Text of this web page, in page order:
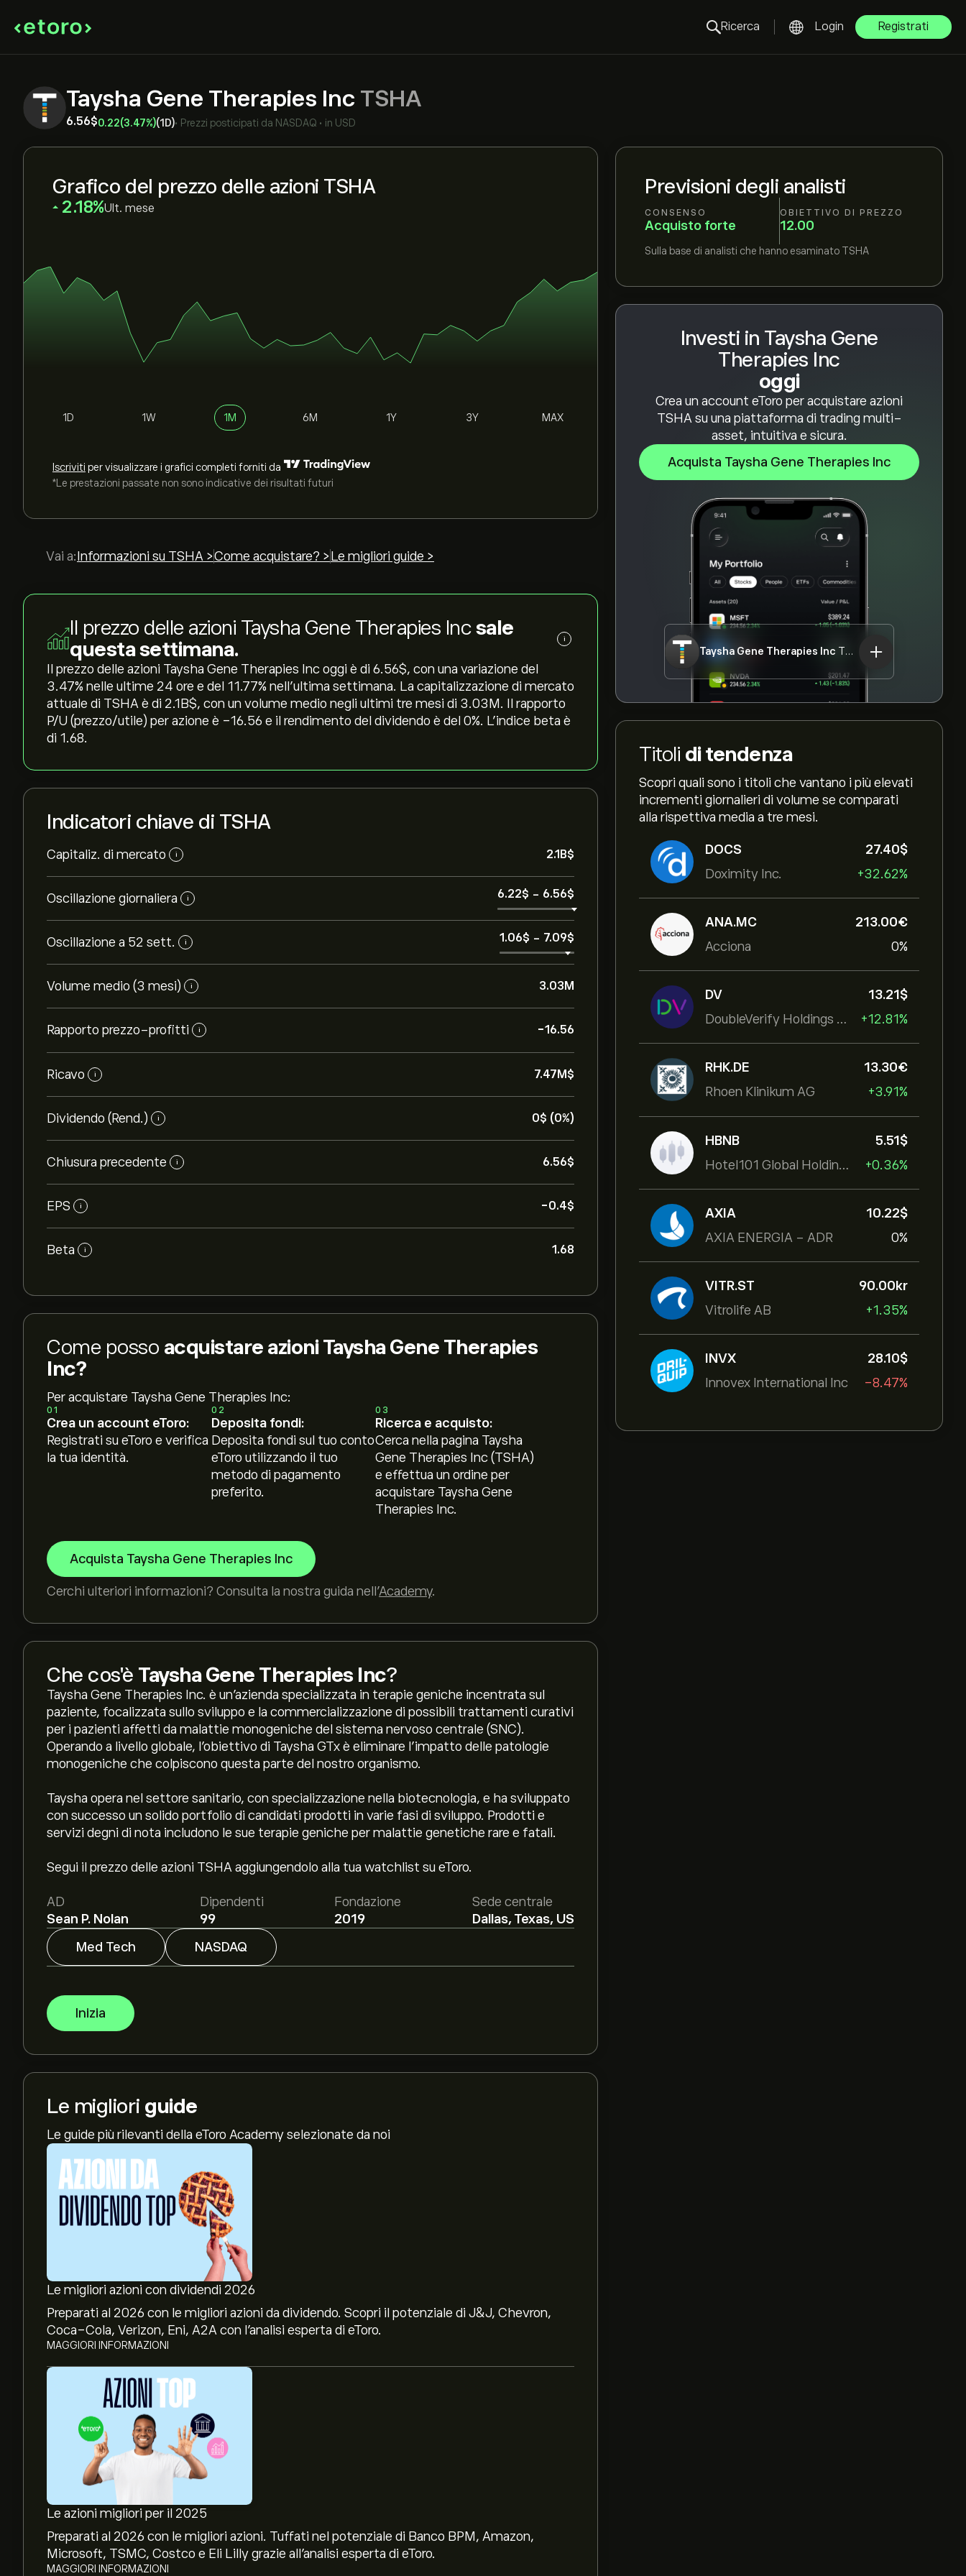
Ricerca Login Registrati
Taysha Gene Therapies Inc TSHA
6.56‎$‎0.22(3.47%)(1D)• Prezzi posticipati da NASDAQ • in USD
Previsioni degli analisti
CONSENSO
Acquisto forte
OBIETTIVO DI PREZZO
12.00
Sulla base di analisti che hanno esaminato TSHA
Investi in Taysha Gene
Therapies Inc
oggi
Crea un account eToro per acquistare azioni
TSHA su una piattaforma di trading multi-
asset, intuitiva e sicura.
Acquista Taysha Gene Therapies Inc
Taysha Gene Therapies Inc TSHA
Titoli di tendenza
Scopri quali sono i titoli che vantano i più elevati
incrementi giornalieri di volume se comparati
alla rispettiva media a tre mesi.
DOCS
Doximity Inc.
27.40‎$‎
+32.62%
ANA.MC
Acciona
213.00‎€‎
0%
DV
DoubleVerify Holdings Inc
13.21‎$‎
+12.81%
RHK.DE
Rhoen Klinikum AG
13.30‎€‎
+3.91%
HBNB
Hotel101 Global Holdings Corp
5.51‎$‎
+0.36%
AXIA
AXIA ENERGIA - ADR
10.22‎$‎
0%
VITR.ST
Vitrolife AB
90.00‎kr‎
+1.35%
INVX
Innovex International Inc
28.10‎$‎
-8.47%
Grafico del prezzo delle azioni TSHA
‎2.18‎ Ult. mese
1D 1W 1M 6M 1Y 3Y MAX
Iscriviti per visualizzare i grafici completi forniti da
*Le prestazioni passate non sono indicative dei risultati futuri
Vai a: Informazioni su TSHA >Come acquistare? > Le migliori guide >
Il prezzo delle azioni Taysha Gene Therapies Incsale
questa settimana.
i
Il prezzo delle azioni Taysha Gene Therapies Inc oggi è di 6.56‎$‎, con una variazione del
‎3.47‎% nelle ultime 24 ore e del ‎11.77‎% nell'ultima settimana. La capitalizzazione di mercato
attuale di TSHA è di 2.1B‎$‎, con un volume medio negli ultimi tre mesi di 3.03M. Il rapporto
P/U (prezzo/utile) per azione è -16.56 e il rendimento del dividendo è del 0%. L'indice beta è
di 1.68.
Indicatori chiave di TSHA
Capitaliz. di mercato i 2.1B‎$‎
Oscillazione giornaliera i 6.22‎$‎ - 6.56‎$‎
Oscillazione a 52 sett. i 1.06‎$‎ - 7.09‎$‎
Volume medio (3 mesi) i 3.03M
Rapporto prezzo-profitti i -16.56
Ricavo i 7.47M‎$‎
Dividendo (Rend.) i 0‎$‎ (0%)
Chiusura precedente i 6.56‎$‎
EPS i -0.4‎$‎
Beta i 1.68
Come posso acquistare azioni Taysha Gene Therapies
Inc?
Per acquistare Taysha Gene Therapies Inc:
01
Crea un account eToro:
Registrati su eToro e verifica
la tua identità.
02
Deposita fondi:
Deposita fondi sul tuo conto
eToro utilizzando il tuo
metodo di pagamento
preferito.
03
Ricerca e acquisto:
Cerca nella pagina Taysha
Gene Therapies Inc (TSHA)
e effettua un ordine per
acquistare Taysha Gene
Therapies Inc.
Acquista Taysha Gene Therapies Inc
Cerchi ulteriori informazioni? Consulta la nostra guida nell’Academy.
Che cos'è Taysha Gene Therapies Inc?
Taysha Gene Therapies Inc. è un'azienda specializzata in terapie geniche incentrata sul
paziente, focalizzata sullo sviluppo e la commercializzazione di possibili trattamenti curativi
per i pazienti affetti da malattie monogeniche del sistema nervoso centrale (SNC).
Operando a livello globale, l'obiettivo di Taysha GTx è eliminare l’impatto delle patologie
monogeniche che colpiscono questa parte del nostro organismo.
Taysha opera nel settore sanitario, con specializzazione nella biotecnologia, e ha sviluppato
con successo un solido portfolio di candidati prodotti in varie fasi di sviluppo. Prodotti e
servizi degni di nota includono le sue terapie geniche per malattie genetiche rare e fatali.
Segui il prezzo delle azioni TSHA aggiungendolo alla tua watchlist su eToro.
AD
Sean P. Nolan
Dipendenti
99
Fondazione
2019
Sede centrale
Dallas, Texas, US
Med Tech
NASDAQ
Inizia
Le migliori guide
Le guide più rilevanti della eToro Academy selezionate da noi
Le migliori azioni con dividendi 2026
Preparati al 2026 con le migliori azioni da dividendo. Scopri il potenziale di J&J, Chevron,
Coca-Cola, Verizon, Eni, A2A con l’analisi esperta di eToro.
MAGGIORI INFORMAZIONI
Le azioni migliori per il 2025
Preparati al 2026 con le migliori azioni. Tuffati nel potenziale di Banco BPM, Amazon,
Microsoft, TSMC, Costco e Eli Lilly grazie all’analisi esperta di eToro.
MAGGIORI INFORMAZIONI